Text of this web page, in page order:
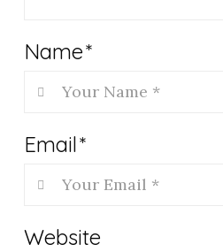
Name*
Email*
Website